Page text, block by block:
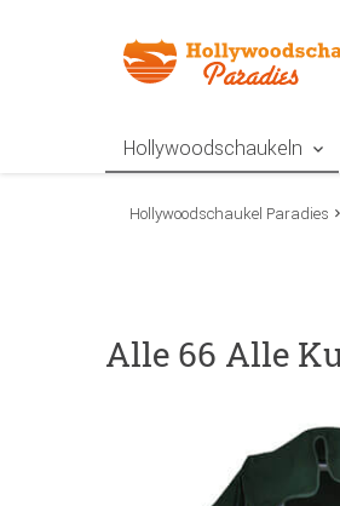
Hollywoodschaukeln
Hollywoodschaukel Paradies
Alle 66 Alle